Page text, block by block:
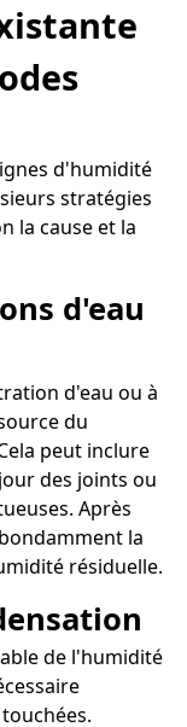
d'humidité
stratégies
la cause et la
d'eau
d'eau ou à
du
peut inclure
des joints ou
Après
la
résiduelle.
de l'humidité